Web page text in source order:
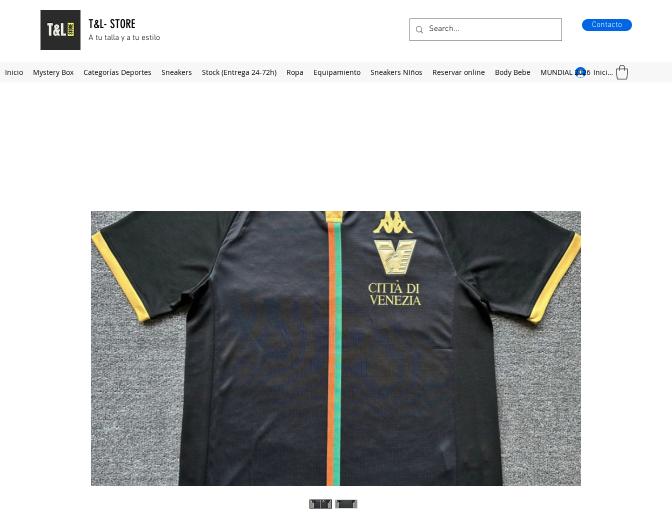
T&L- STORE
A tu talla y a tu estilo
Contacto
Iniciar sesión
Inicio Mystery Box Categorías Deportes Sneakers Stock (Entrega 24-72h) Ropa Equipamiento Sneakers NIños Reservar online Body Bebe MUNDIAL 2026